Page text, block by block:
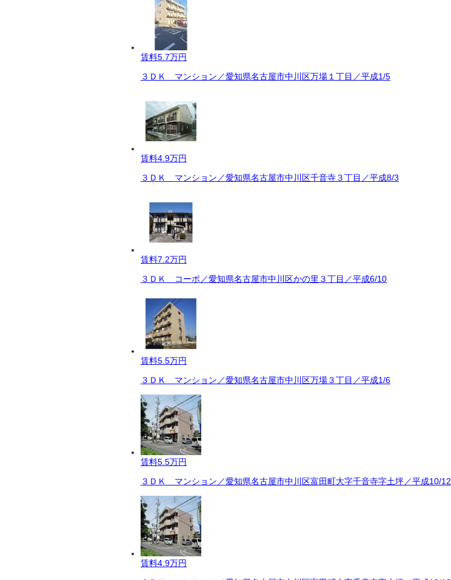
賃料5.7万円
３ＤＫ マンション／愛知県名古屋市中川区万場１丁目／平成1/5
賃料4.9万円
３ＤＫ マンション／愛知県名古屋市中川区千音寺３丁目／平成8/3
賃料7.2万円
３ＤＫ コーポ／愛知県名古屋市中川区かの里３丁目／平成6/10
賃料5.5万円
３ＤＫ マンション／愛知県名古屋市中川区万場３丁目／平成1/6
賃料5.5万円
３ＤＫ マンション／愛知県名古屋市中川区富田町大字千音寺字土坪／平成10/12
賃料4.9万円